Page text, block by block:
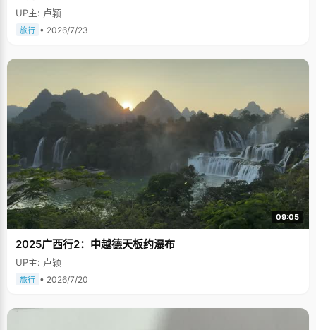
UP主: 卢颖
旅行 • 2026/7/23
09:05
2025广西行2：中越德天板约瀑布
UP主: 卢颖
旅行 • 2026/7/20